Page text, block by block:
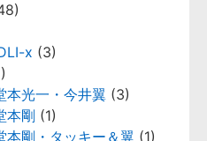
x (3)
光一・今井翼 (3)
本剛 (1)
剛・タッキー＆翼 (1)